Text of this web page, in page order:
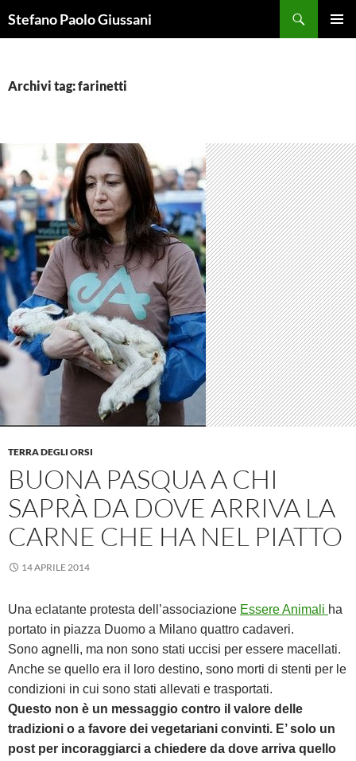
alStefano Paolo Giussani
Archivi tag: farinetti
TERRA DEGLI ORSI
BUONA PASQUA A CHI
SAPRÀ DA DOVE ARRIVA LA
CARNE CHE HA NEL PIATTO
14 APRILE 2014
Una eclatante protesta dell’associazione Essere Animali ha
portato in piazza Duomo a Milano quattro cadaveri.
Sono agnelli, ma non sono stati uccisi per essere macellati.
Anche se quello era il loro destino, sono morti di stenti per le
condizioni in cui sono stati allevati e trasportati.
Questo non è un messaggio contro il valore delle
tradizioni o a favore dei vegetariani convinti. E’ solo un
post per incoraggiarci a chiedere da dove arriva quello